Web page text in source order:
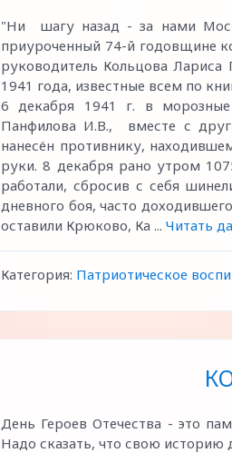
"Ни шагу назад - за нами
приуроченный 74-й годовщине
руководитель Кольцова Лариса
1941 года, известные всем по
6 декабря 1941 г. в морозные
Панфилова И.В., вместе с
нанесён противнику,
руки. 8 декабря рано утром
работали, сбросив с себя
дневного боя, часто
оставили Крюково, Ка ... Читать
Категория: Патриотическое
День Героев Отечества - это
Надо сказать, что свою историю